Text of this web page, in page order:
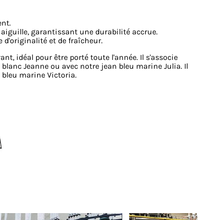
garantissant une durabilité accrue.​
d'originalité et de fraîcheur.​
idéal pour être porté toute l'année. Il s'associe
Jeanne ou avec notre jean bleu marine Julia. Il
bleu marine Victoria.